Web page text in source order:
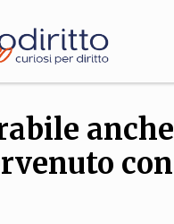
DIRITTO
anche
con